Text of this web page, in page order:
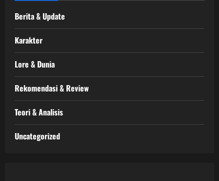
Berita & Update
Karakter
Lore & Dunia
Rekomendasi & Review
Teori & Analisis
Uncategorized